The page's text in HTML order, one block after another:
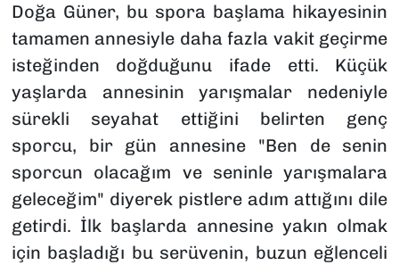
Doğa Güner, bu spora başlama hikayesinin
tamamen annesiyle daha fazla vakit geçirme
isteğinden doğduğunu ifade etti. Küçük
yaşlarda annesinin yarışmalar nedeniyle
sürekli seyahat ettiğini belirten genç
sporcu, bir gün annesine "Ben de senin
sporcun olacağım ve seninle yarışmalara
geleceğim" diyerek pistlere adım attığını dile
getirdi. İlk başlarda annesine yakın olmak
için başladığı bu serüvenin, buzun eğlenceli